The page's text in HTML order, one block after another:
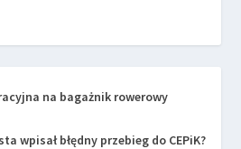
na bagażnik rowerowy
wpisał błędny przebieg do CEPiK?